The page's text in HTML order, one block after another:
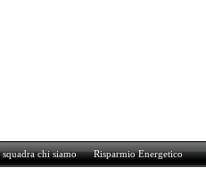
Risparmio Energetico Attività e
squadra chi siamo Risparmio Energetico